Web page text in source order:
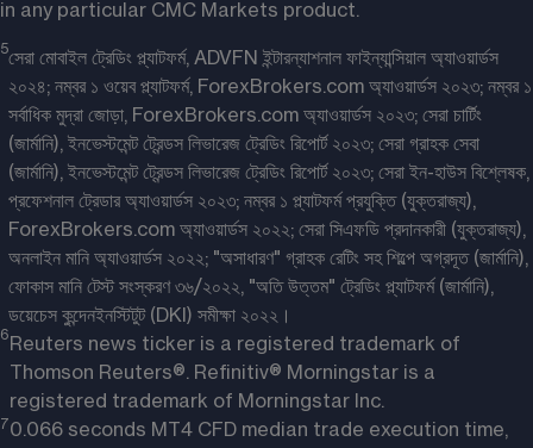
in any particular CMC Markets product.
5সেরা মোবাইল ট্রেডিং প্ল্যাটফর্ম, ADVFN ইন্টারন্যাশনাল ফাইন্যান্সিয়াল অ্যাওয়ার্ডস
২০২৪; নম্বর ১ ওয়েব প্ল্যাটফর্ম, ForexBrokers.com অ্যাওয়ার্ডস ২০২৩; নম্বর ১
সর্বাধিক মুদ্রা জোড়া, ForexBrokers.com অ্যাওয়ার্ডস ২০২৩; সেরা চার্টিং
(জার্মানি), ইনভেস্টমেন্ট ট্রেন্ডস লিভারেজ ট্রেডিং রিপোর্ট ২০২৩; সেরা গ্রাহক সেবা
(জার্মানি), ইনভেস্টমেন্ট ট্রেন্ডস লিভারেজ ট্রেডিং রিপোর্ট ২০২৩; সেরা ইন-হাউস বিশ্লেষক,
প্রফেশনাল ট্রেডার অ্যাওয়ার্ডস ২০২৩; নম্বর ১ প্ল্যাটফর্ম প্রযুক্তি (যুক্তরাজ্য),
ForexBrokers.com অ্যাওয়ার্ডস ২০২২; সেরা সিএফডি প্রদানকারী (যুক্তরাজ্য),
অনলাইন মানি অ্যাওয়ার্ডস ২০২২; "অসাধারণ" গ্রাহক রেটিং সহ শিল্পে অগ্রদূত (জার্মানি),
ফোকাস মানি টেস্ট সংস্করণ ৩৬/২০২২, "অতি উত্তম" ট্রেডিং প্ল্যাটফর্ম (জার্মানি),
ডয়েচেস কুন্দেনইনস্টিটুট (DKI) সমীক্ষা ২০২২।
6 Reuters news ticker is a registered trademark of
Thomson Reuters®. Refinitiv® Morningstar is a
registered trademark of Morningstar Inc.
70.066 seconds MT4 CFD median trade execution time,